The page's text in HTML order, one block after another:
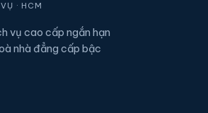
· HCM
vụ cao cấp ngắn hạn
nhà đẳng cấp bậc